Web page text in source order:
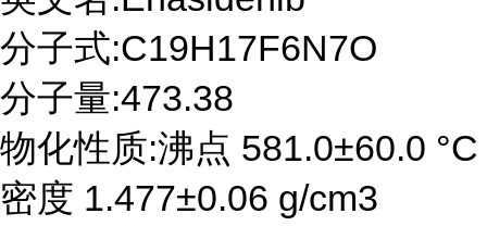
分子式:C19H17F6N7O
分子量:473.38
物化性质:沸点 581.0±60.0 °C
密度 1.477±0.06 g/cm3